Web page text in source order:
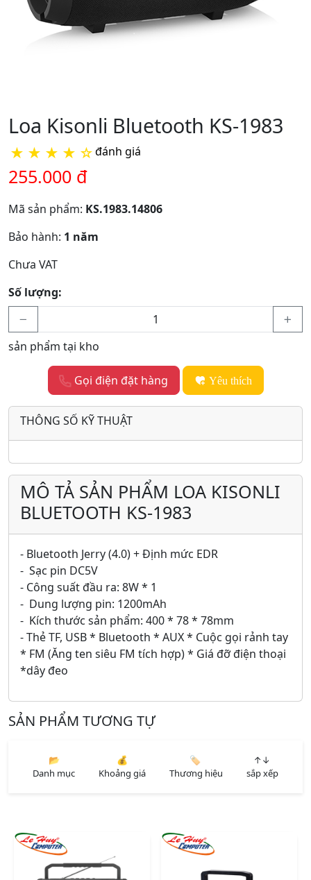
Loa Kisonli Bluetooth KS-1983
★ ★ ★ ★ ☆đánh giá
255.000 đ
Mã sản phẩm: KS.1983.14806
Bảo hành: 1 năm
Chưa VAT
Số lượng:
sản phẩm tại kho
Gọi điện đặt hàng Yêu thích
THÔNG SỐ KỸ THUẬT
MÔ TẢ SẢN PHẨM LOA KISONLI
BLUETOOTH KS-1983
- Bluetooth Jerry (4.0) + Định mức EDR
- Sạc pin DC5V
- Công suất đầu ra: 8W * 1
- Dung lượng pin: 1200mAh
- Kích thước sản phẩm: 400 * 78 * 78mm
- Thẻ TF, USB * Bluetooth * AUX * Cuộc gọi rảnh tay
* FM (Ăng ten siêu FM tích hợp) * Giá đỡ điện thoại
*dây đeo
SẢN PHẨM TƯƠNG TỰ
📂
Danh mục
💰
Khoảng giá
🏷️
Thương hiệu
↑↓
sắp xếp